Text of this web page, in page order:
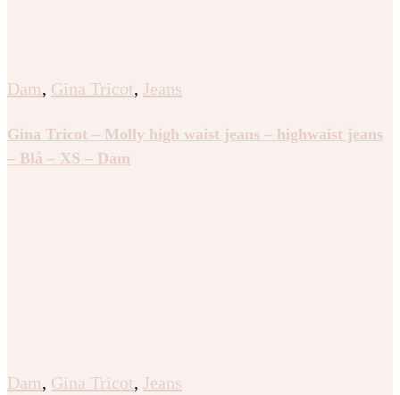
Dam, Gina Tricot, Jeans
Gina Tricot – Molly high waist jeans – highwaist jeans
– Blå – XS – Dam
Dam, Gina Tricot, Jeans